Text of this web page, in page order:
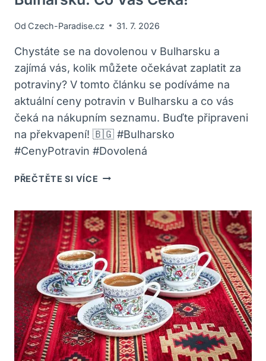
Od Czech-Paradise.cz 31. 7. 2026
Chystáte se na dovolenou v Bulharsku a
zajímá vás, kolik můžete očekávat zaplatit za
potraviny? V tomto článku se podíváme na
aktuální ceny potravin v Bulharsku a co vás
čeká na nákupním seznamu. Buďte připraveni
na překvapení! 🇧🇬 #Bulharsko
#CenyPotravin #Dovolená
PŘEČTĚTE SI VÍCE AKTUÁLNÍ
V
BULHARSKU:
CO
VÁS
ČEKÁ!